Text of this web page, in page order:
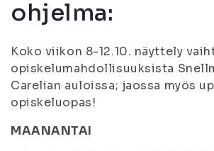
ohjelma:
Koko viikon 8-12.10. näyttely
opiskelumahdollisuuksista
Carelian auloissa; jaossa myös
opiskeluopas!
MAANANTAI